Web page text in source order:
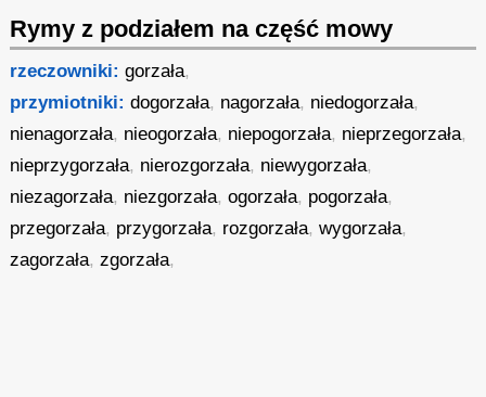
Rymy z podziałem na część mowy
rzeczowniki: gorzała,
przymiotniki: dogorzała, nagorzała, niedogorzała,
nienagorzała, nieogorzała, niepogorzała, nieprzegorzała,
nieprzygorzała, nierozgorzała, niewygorzała,
niezagorzała, niezgorzała,ogorzała, pogorzała,
przegorzała, przygorzała, rozgorzała,wygorzała,
zagorzała,zgorzała,